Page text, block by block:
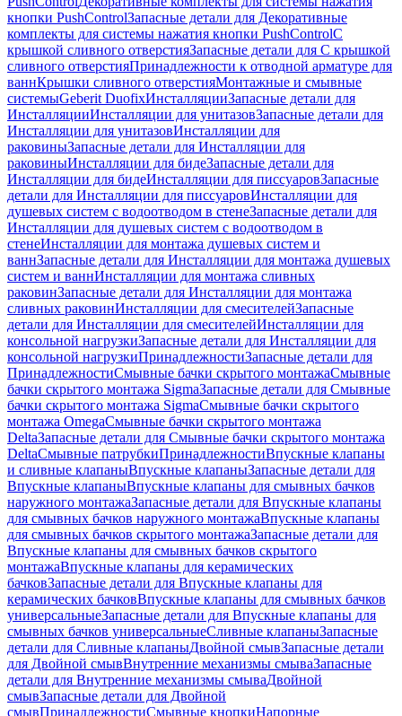
кнопки PushControlЗапасные детали для Декоративные
комплекты для системы нажатия кнопки PushControlС
крышкой сливного отверстияЗапасные детали для С крышкой
сливного отверстияПринадлежности к отводной арматуре для
ваннКрышки сливного отверстияМонтажные и смывные
системыGeberit DuofixИнсталляцииЗапасные детали для
ИнсталляцииИнсталляции для унитазовЗапасные детали для
Инсталляции для унитазовИнсталляции для
раковиныЗапасные детали для Инсталляции для
раковиныИнсталляции для бидеЗапасные детали для
Инсталляции для бидеИнсталляции для писсуаровЗапасные
детали для Инсталляции для писсуаровИнсталляции для
душевых систем с водоотводом в стенеЗапасные детали для
Инсталляции для душевых систем с водоотводом в
стенеИнсталляции для монтажа душевых систем и
ваннЗапасные детали для Инсталляции для монтажа душевых
систем и ваннИнсталляции для монтажа сливных
раковинЗапасные детали для Инсталляции для монтажа
сливных раковинИнсталляции для смесителейЗапасные
детали для Инсталляции для смесителейИнсталляции для
консольной нагрузкиЗапасные детали для Инсталляции для
консольной нагрузкиПринадлежностиЗапасные детали для
ПринадлежностиСмывные бачки скрытого монтажаСмывные
бачки скрытого монтажа SigmaЗапасные детали для Смывные
бачки скрытого монтажа SigmaСмывные бачки скрытого
монтажа OmegaСмывные бачки скрытого монтажа
DeltaЗапасные детали для Смывные бачки скрытого монтажа
DeltaСмывные патрубкиПринадлежностиВпускные клапаны
и сливные клапаныВпускные клапаныЗапасные детали для
Впускные клапаныВпускные клапаны для смывных бачков
наружного монтажаЗапасные детали для Впускные клапаны
для смывных бачков наружного монтажаВпускные клапаны
для смывных бачков скрытого монтажаЗапасные детали для
Впускные клапаны для смывных бачков скрытого
монтажаВпускные клапаны для керамических
бачковЗапасные детали для Впускные клапаны для
керамических бачковВпускные клапаны для смывных бачков
универсальныеЗапасные детали для Впускные клапаны для
смывных бачков универсальныеСливные клапаныЗапасные
детали для Сливные клапаныДвойной смывЗапасные детали
для Двойной смывВнутренние механизмы смываЗапасные
детали для Внутренние механизмы смываДвойной
смывЗапасные детали для Двойной
смывПринадлежностиСмывные кнопкиНапорные